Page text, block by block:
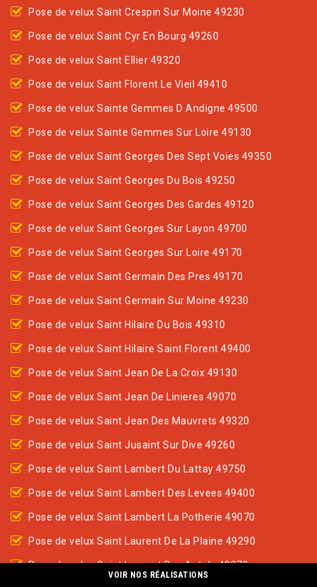
Pose de velux Saint Crespin Sur Moine 49230
Pose de velux Saint Cyr En Bourg 49260
Pose de velux Saint Ellier 49320
Pose de velux Saint Florent Le Vieil 49410
Pose de velux Sainte Gemmes D Andigne 49500
Pose de velux Sainte Gemmes Sur Loire 49130
Pose de velux Saint Georges Des Sept Voies 49350
Pose de velux Saint Georges Du Bois 49250
Pose de velux Saint Georges Des Gardes 49120
Pose de velux Saint Georges Sur Layon 49700
Pose de velux Saint Georges Sur Loire 49170
Pose de velux Saint Germain Des Pres 49170
Pose de velux Saint Germain Sur Moine 49230
Pose de velux Saint Hilaire Du Bois 49310
Pose de velux Saint Hilaire Saint Florent 49400
Pose de velux Saint Jean De La Croix 49130
Pose de velux Saint Jean De Linieres 49070
Pose de velux Saint Jean Des Mauvrets 49320
Pose de velux Saint Jusaint Sur Dive 49260
Pose de velux Saint Lambert Du Lattay 49750
Pose de velux Saint Lambert Des Levees 49400
Pose de velux Saint Lambert La Potherie 49070
Pose de velux Saint Laurent De La Plaine 49290
Pose de velux Saint Laurent Des Autels 49270
VOIR NOS RÉALISATIONS